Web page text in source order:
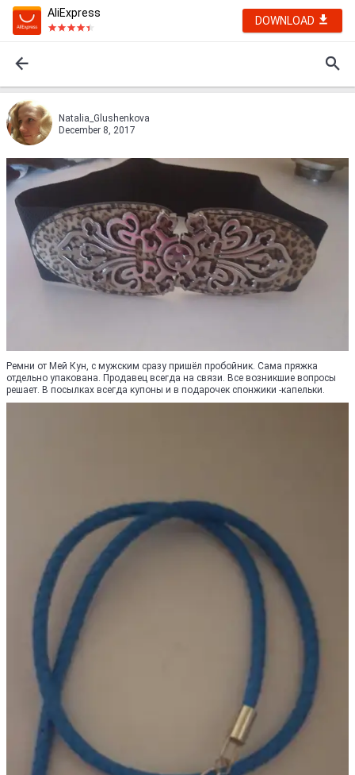
AliExpress
DOWNLOAD
Natalia_Glushenkova
December 8, 2017
Ремни от Мей Кун, с мужским сразу пришёл пробойник. Сама пряжка
отдельно упакована. Продавец всегда на связи. Все возникшие вопросы
решает. В посылках всегда купоны и в подарочек спонжики -капельки.